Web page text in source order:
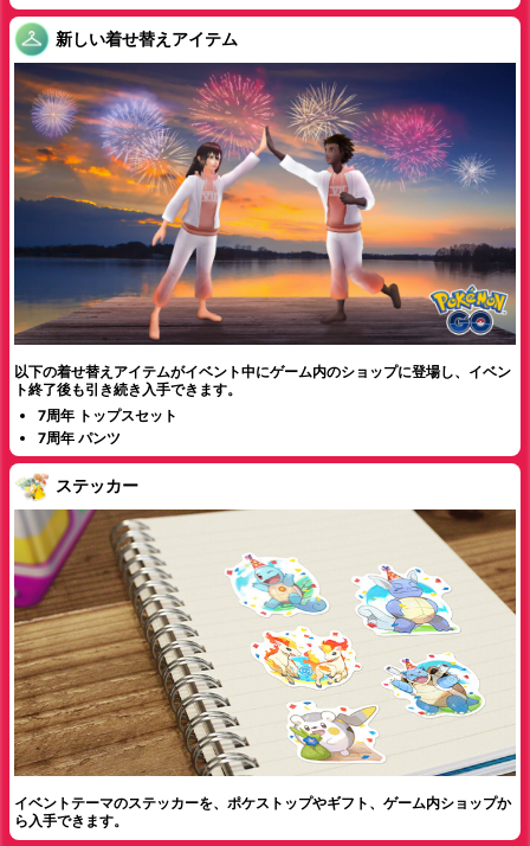
新しい着せ替えアイテム
以下の着せ替えアイテムがイベント中にゲーム内のショップに登場し、イベン
ト終了後も引き続き入手できます。
7周年 トップスセット
7周年 パンツ
ステッカー
イベントテーマのステッカーを、ポケストップやギフト、ゲーム内ショップか
ら入手できます。